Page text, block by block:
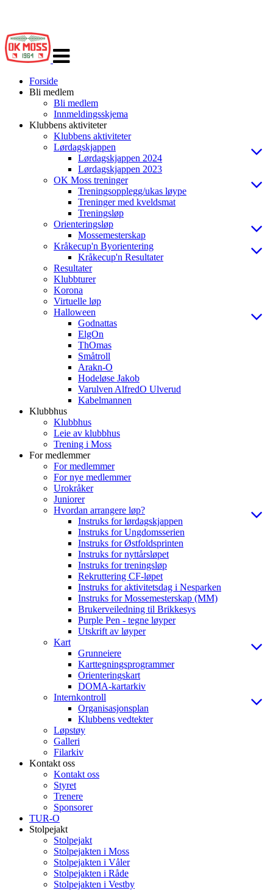
navigasjon
Forside
Bli medlem
Bli medlem
Innmeldingsskjema
Klubbens aktiviteter
Klubbens aktiviteter
Lørdagskjappen
Lørdagskjappen 2024
Lørdagskjappen 2023
OK Moss treninger
Treningsopplegg/ukas løype
Treninger med kveldsmat
Treningsløp
Orienteringsløp
Mossemesterskap
Kråkecup'n Byorientering
Kråkecup'n Resultater
Resultater
Klubbturer
Korona
Virtuelle løp
Halloween
Godnattas
ElgOn
ThOmas
Småtroll
Arakn-O
Hodeløse Jakob
Varulven AlfredO Ulverud
Kabelmannen
Klubbhus
Klubbhus
Leie av klubbhus
Trening i Moss
For medlemmer
For medlemmer
For nye medlemmer
Urokråker
Juniorer
Hvordan arrangere løp?
Instruks for lørdagskjappen
Instruks for Ungdomsserien
Instruks for Østfoldsprinten
Instruks for nyttårsløpet
Instruks for treningsløp
Rekruttering CF-løpet
Instruks for aktivitetsdag i Nesparken
Instruks for Mossemesterskap (MM)
Brukerveiledning til Brikkesys
Purple Pen - tegne løyper
Utskrift av løyper
Kart
Grunneiere
Karttegningsprogrammer
Orienteringskart
DOMA-kartarkiv
Internkontroll
Organisasjonsplan
Klubbens vedtekter
Løpstøy
Galleri
Filarkiv
Kontakt oss
Kontakt oss
Styret
Trenere
Sponsorer
TUR-O
Stolpejakt
Stolpejakt
Stolpejakten i Moss
Stolpejakten i Våler
Stolpejakten i Råde
Stolpejakten i Vestby